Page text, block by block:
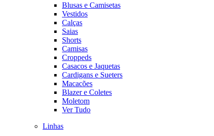
Blusas e Camisetas
Vestidos
Calças
Saias
Shorts
Camisas
Croppeds
Casacos e Jaquetas
Cardigans e Sueters
Macacões
Blazer e Coletes
Moletom
Ver Tudo
Linhas